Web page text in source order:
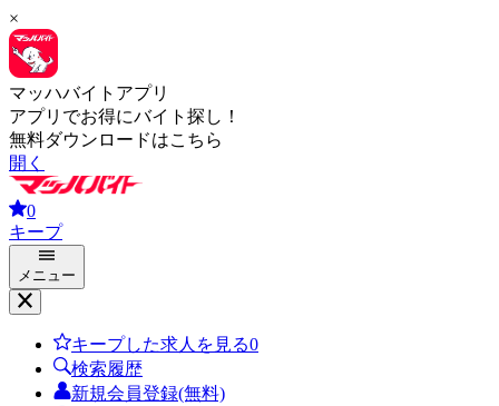
×
マッハバイトアプリ
アプリでお得にバイト探し！
無料ダウンロードはこちら
開く
0
キープ
メニュー
キープした求人を見る0
検索履歴
新規会員登録(無料)